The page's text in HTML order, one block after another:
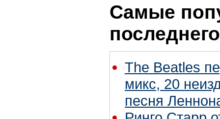
Самые
The Beatles
микс, 20
песня